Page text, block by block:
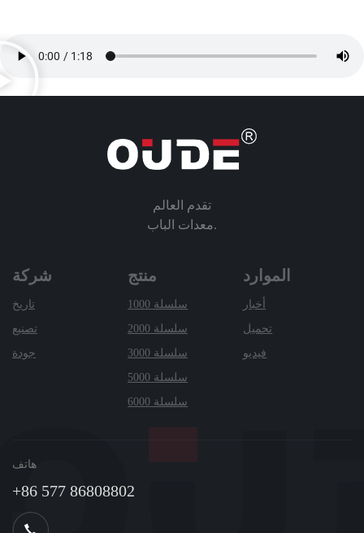
تقدم العالم
معدات الباب.
شركة
تاريخ
تصنيع
جودة
منتج
سلسلة 1000
سلسلة 2000
سلسلة 3000
سلسلة 5000
سلسلة 6000
الموارد
أخبار
تحميل
فيديو
هاتف
+86 577 86808802